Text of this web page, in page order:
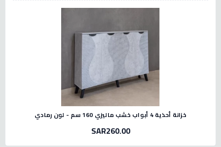
خزانة أحذية 4 أبواب خشب ماليزي 160 سم - لون رمادي
SAR260.00